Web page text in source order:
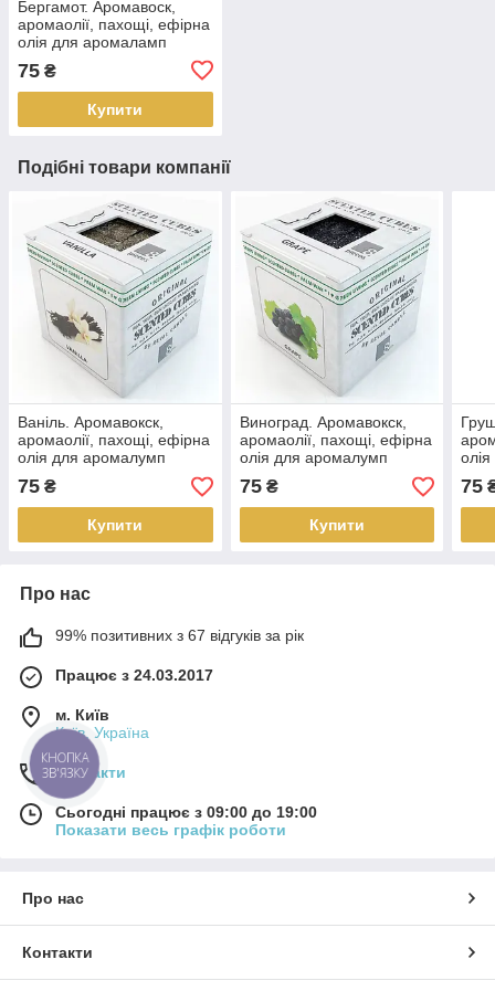
Бергамот. Аромавоск,
аромаолії, пахощі, ефірна
олія для аромаламп
75 ₴
Купити
Подібні товари компанії
Ваніль. Аромавокск,
аромаолії, пахощі, ефірна
олія для аромалумп
75 ₴
Купити
Виноград. Аромавокск,
аромаолії, пахощі, ефірна
олія для аромалумп
75₴
Купити
75
Про нас
99% позитивних з 67 відгуків за рік
Працює з 24.03.2017
м. Київ
Київ, Україна
Контакти
Сьогодні працює з 09:00 до 19:00
Показати весь графік роботи
Про нас
Контакти
КНОПКА
ЗВ'ЯЗКУ